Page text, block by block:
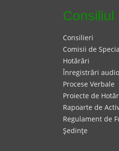
Consiliul
Consilieri
Comisii de
Hotărâri
Înregistrări audio
Procese Verbale
Proiecte de
Rapoarte de
Regulament de
Şedinţe